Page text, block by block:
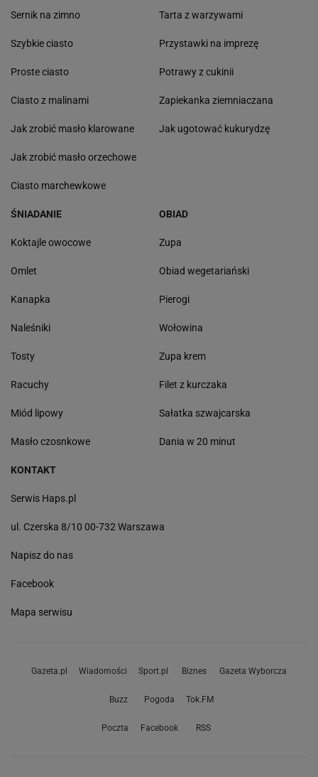
Sernik na zimno
Szybkie ciasto
Proste ciasto
Ciasto z malinami
Jak zrobić masło klarowane
Jak zrobić masło orzechowe
Ciasto marchewkowe
Tarta z warzywami
Przystawki na imprezę
Potrawy z cukinii
Zapiekanka ziemniaczana
Jak ugotować kukurydzę
ŚNIADANIE
Koktajle owocowe
Omlet
Kanapka
Naleśniki
Tosty
Racuchy
Miód lipowy
Masło czosnkowe
OBIAD
Zupa
Obiad wegetariański
Pierogi
Wołowina
Zupa krem
Filet z kurczaka
Sałatka szwajcarska
Dania w 20 minut
KONTAKT
Serwis Haps.pl
ul. Czerska 8/10 00-732 Warszawa
Napisz do nas
Facebook
Mapa serwisu
Gazeta.pl Wiadomości Sport.pl Biznes Gazeta Wyborcza
Buzz Pogoda Tok.FM
Poczta Facebook RSS